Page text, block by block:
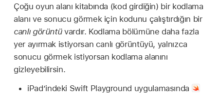
Çoğu oyun alanı kitabında (kod girdiğin) bir kodlama
alanı ve sonucu görmek için kodunu çalıştırdığın bir
canlı görüntüvardır. Kodlama bölümüne daha fazla
yer ayırmak istiyorsan canlı görüntüyü, yalnızca
sonucu görmek istiyorsan kodlama alanını
gizleyebilirsin.
iPad’indeki Swift Playground uygulamasında